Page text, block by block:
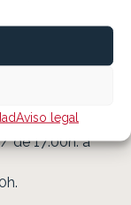
Aviso legal
13:00 h
de 17:00h. a